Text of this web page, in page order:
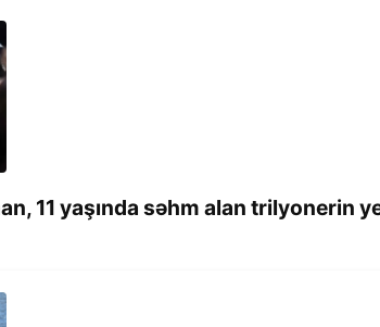
11 yaşında səhm alan trilyonerin